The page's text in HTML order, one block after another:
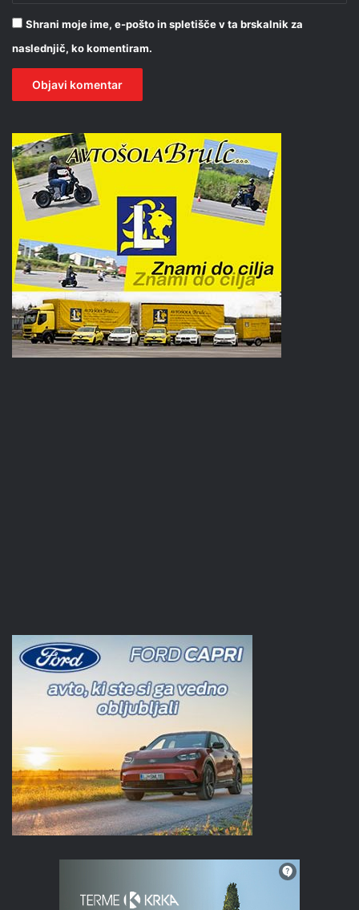
Shrani moje ime, e-pošto in spletišče v ta brskalnik za
naslednjič, ko komentiram.